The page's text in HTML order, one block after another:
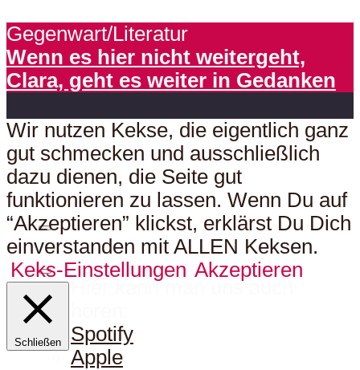
Gegenwart/Literatur
Wenn es hier nicht weitergeht,
Clara, geht es weiter in Gedanken
Hier kann man uns auch
Spotify
Apple
Wir nutzen Kekse, die eigentlich ganz
gut schmecken und ausschließlich
dazu dienen, die Seite gut
funktionieren zu lassen. Wenn Du auf
“Akzeptieren” klickst, erklärst Du Dich
einverstanden mit ALLEN Keksen.
Keks-Einstellungen Akzeptieren
Schließen